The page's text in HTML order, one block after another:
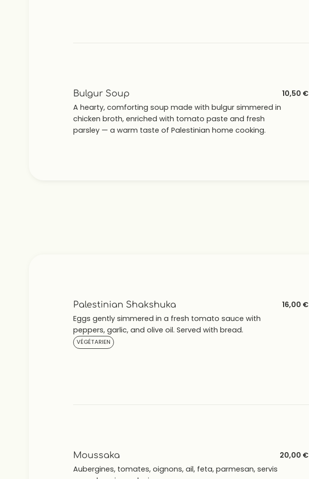
Bulgur Soup
A hearty, comforting soup made with bulgur simmered in
chicken broth, enriched with tomato paste and fresh
parsley — a warm taste of Palestinian home cooking.
10,50 €
Palestinian Shakshuka
Eggs gently simmered in a fresh tomato sauce with
peppers, garlic, and olive oil. Served with bread.
VÉGÉTARIEN
16,00 €
Moussaka
Aubergines, tomates, oignons, ail, feta, parmesan, servis
20,00 €